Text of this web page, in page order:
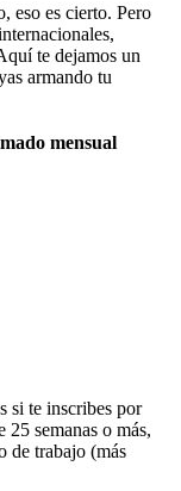
eso es cierto. Pero
te dejamos un
armando tu
mensual
si te inscribes por
25 semanas o más,
de trabajo (más